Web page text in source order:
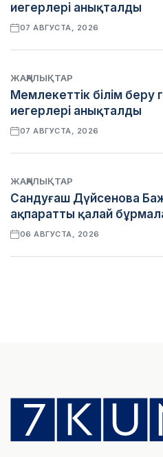
иегерлері анықталды
07 АВГУСТА, 2026
ЖАҢАЛЫҚТАР
Мемлекеттік білім беру
иегерлері анықталды
07 АВГУСТА, 2026
ЖАҢАЛЫҚТАР
Сандуғаш Дүйсенова
ақпаратты қалай
06 АВГУСТА, 2026
Алматы қалалық МКД
алынатын салық туралы
берді